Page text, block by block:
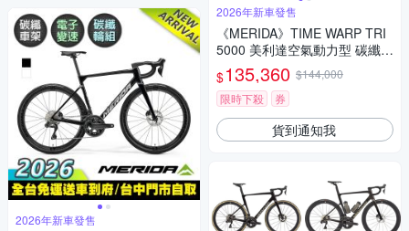
2026年新車發售
2026年新車發售
《MERIDA》TIME WARP TRI
5000 美利達空氣動力型 碳纖維
三鐵專用車 無附踏板/105電變/
三鐵/計時車/美利達2026
$135,360 $144,000
限時下殺
券
貨到通知我